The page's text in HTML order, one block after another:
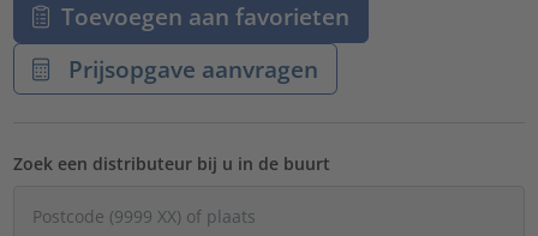
Toevoegen aan favorieten
Prijsopgave aanvragen
Zoek een distributeur bij u in de buurt